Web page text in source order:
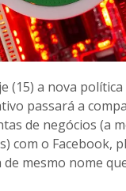
(15) a nova política
passará a
de negócios (a
com o Facebook,
mesmo nome